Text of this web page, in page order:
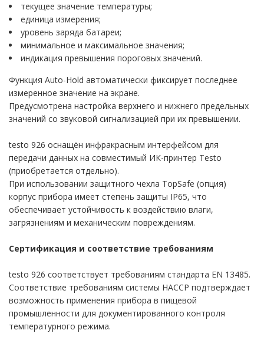
воздуха
текущее значение температуры;
единица измерения;
уровень заряда батареи;
минимальное и максимальное значения;
индикация превышения пороговых значений.
Функция Auto-Hold автоматически фиксирует последнее
измеренное значение на экране.
Предусмотрена настройка верхнего и нижнего предельных
значений со звуковой сигнализацией при их превышении.
testo 926 оснащён инфракрасным интерфейсом для
передачи данных на совместимый ИК-принтер Testo
(приобретается отдельно).
При использовании защитного чехла TopSafe (опция)
корпус прибора имеет степень защиты IP65, что
обеспечивает устойчивость к воздействию влаги,
загрязнениям и механическим повреждениям.
Сертификация и соответствие требованиям
testo 926 соответствует требованиям стандарта EN 13485.
Соответствие требованиям системы HACCP подтверждает
возможность применения прибора в пищевой
промышленности для документированного контроля
температурного режима.